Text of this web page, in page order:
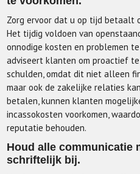
Zorg ervoor dat u op tijd betaalt
Het tijdig voldoen van
onnodige kosten en problemen
adviseert klanten om proactief
schulden, omdat dit niet alleen
maar ook de zakelijke relaties
betalen, kunnen klanten
incassokosten voorkomen,
reputatie behouden.
Houd alle communicatie
schriftelijk bij.